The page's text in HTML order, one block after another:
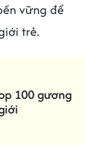
vững để
trẻ.
100 gương